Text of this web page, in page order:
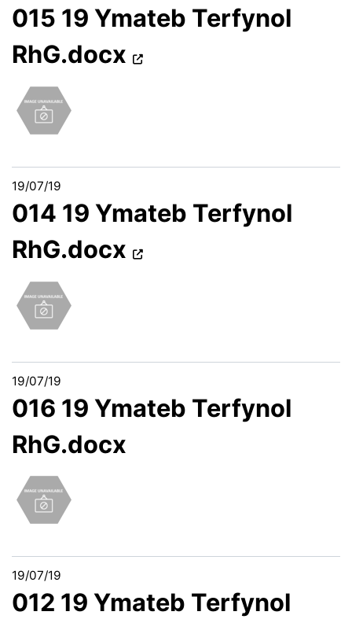
015 19 Ymateb Terfynol
RhG.docx
19/07/19
014 19 Ymateb Terfynol
RhG.docx
19/07/19
016 19 Ymateb Terfynol
RhG.docx
19/07/19
012 19 Ymateb Terfynol